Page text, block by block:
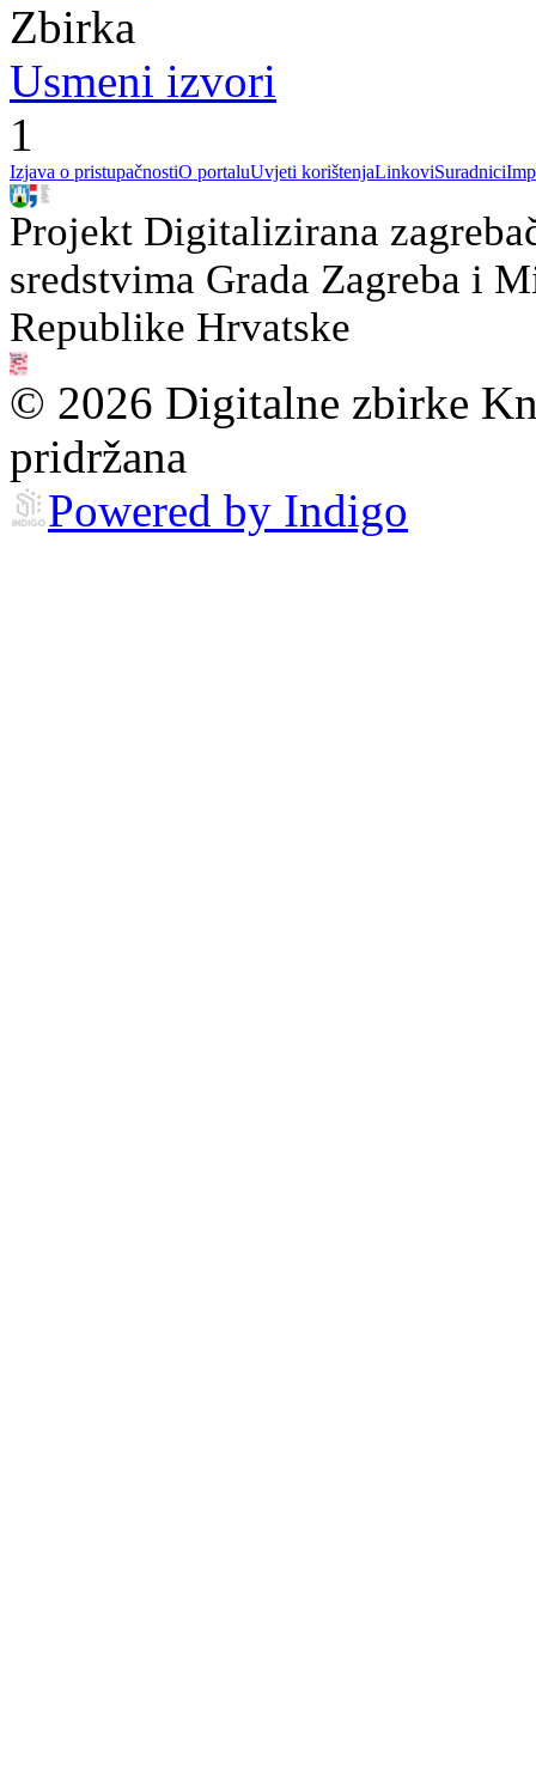
Zbirka
Usmeni izvori
1
Izjava o pristupačnostiO portaluUvjeti korištenjaLinkoviSuradnici
Projekt Digitalizirana
sredstvima Grada Zagreba i
Republike Hrvatske
© 2026 Digitalne zbirke
pridržana
Powered by Indigo